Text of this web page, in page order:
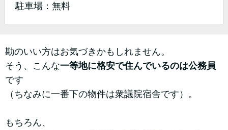
駐車場：無料
勘のいい方はお気づきかもしれません。
そう、こんな一等地に格安で住んでいるのは公務員
です
（ちなみに一番下の物件は衆議院宿舎です）。
もちろん、